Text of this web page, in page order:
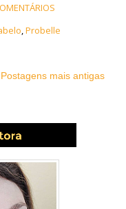
,Probelle
Postagens mais antigas